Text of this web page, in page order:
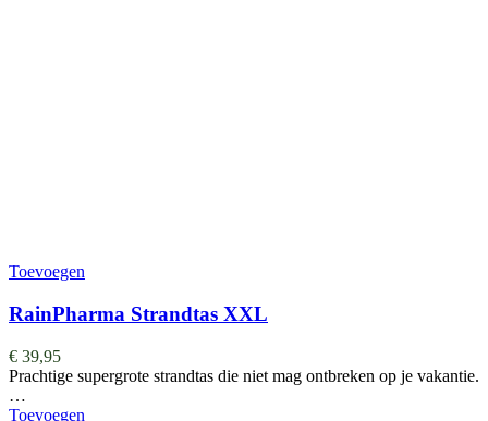
Toevoegen
RainPharma Strandtas XXL
€ 39,95
Prachtige supergrote strandtas die niet mag ontbreken op je vakantie.
…
Toevoegen